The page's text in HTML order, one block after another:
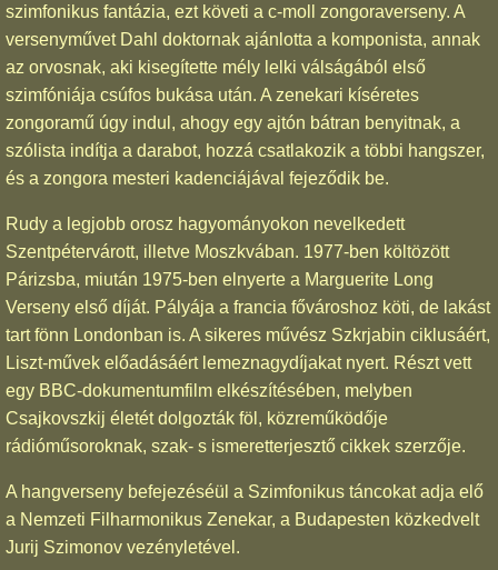
szimfonikus fantázia, ezt követi a c-moll zongoraverseny. A
versenyművet Dahl doktornak ajánlotta a komponista, annak
az orvosnak, aki kisegítette mély lelki válságából első
szimfóniája csúfos bukása után. A zenekari kíséretes
zongoramű úgy indul, ahogy egy ajtón bátran benyitnak, a
szólista indítja a darabot, hozzá csatlakozik a többi hangszer,
és a zongora mesteri kadenciájával fejeződik be.
Rudy a legjobb orosz hagyományokon nevelkedett
Szentpétervárott, illetve Moszkvában. 1977-ben költözött
Párizsba, miután 1975-ben elnyerte a Marguerite Long
Verseny első díját. Pályája a francia fővároshoz köti, de lakást
tart fönn Londonban is. A sikeres művész Szkrjabin ciklusáért,
Liszt-művek előadásáért lemeznagydíjakat nyert. Részt vett
egy BBC-dokumentumfilm elkészítésében, melyben
Csajkovszkij életét dolgozták föl, közreműködője
rádióműsoroknak, szak- s ismeretterjesztő cikkek szerzője.
A hangverseny befejezéséül a Szimfonikus táncokat adja elő
a Nemzeti Filharmonikus Zenekar, a Budapesten közkedvelt
Jurij Szimonov vezényletével.